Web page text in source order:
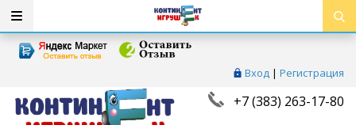
Вход | Регистрация
+7 (383) 263-17-80